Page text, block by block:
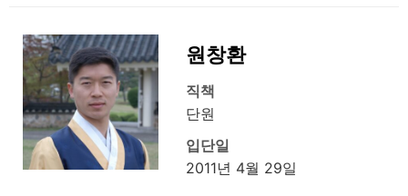
원창환
직책
단원
입단일
2011년 4월 29일